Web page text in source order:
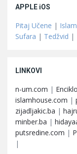
APPLE iOS
Pitaj Učene |
Sufara | Tedžvid |
LINKOVI
n-um.com |
islamhouse.com |
zijadljakic.ba |
minber.ba |
putsredine.com |
|